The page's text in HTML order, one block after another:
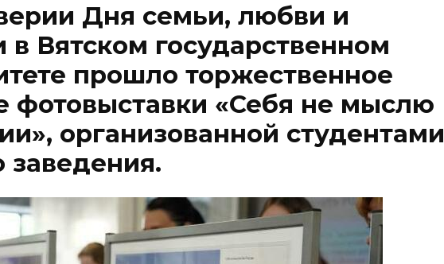
Дня семьи, любви и
в Вятском государственном
прошло торжественное
фотовыставки «Себя не мыслю
организованной студентами
заведения.